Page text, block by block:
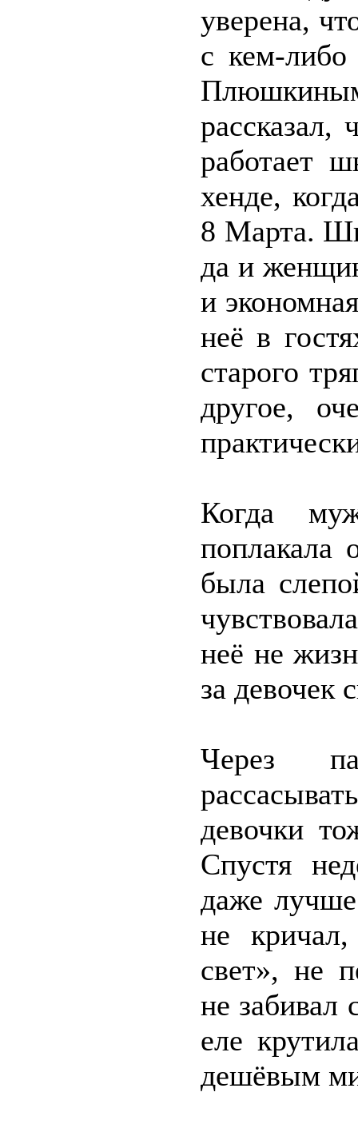
уверена,
с кем-либо
рассказал,
работает
хенде,
8 Марта.
да и
и
неё в
старого
другое,
Когда
поплакала
была
неё не
за девочек
Через
девочки
Спустя
даже
не
свет», не
не забивал
еле
дешёвым